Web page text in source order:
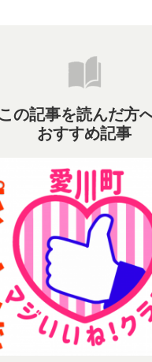
この記事を読んだ方
おすすめ記事